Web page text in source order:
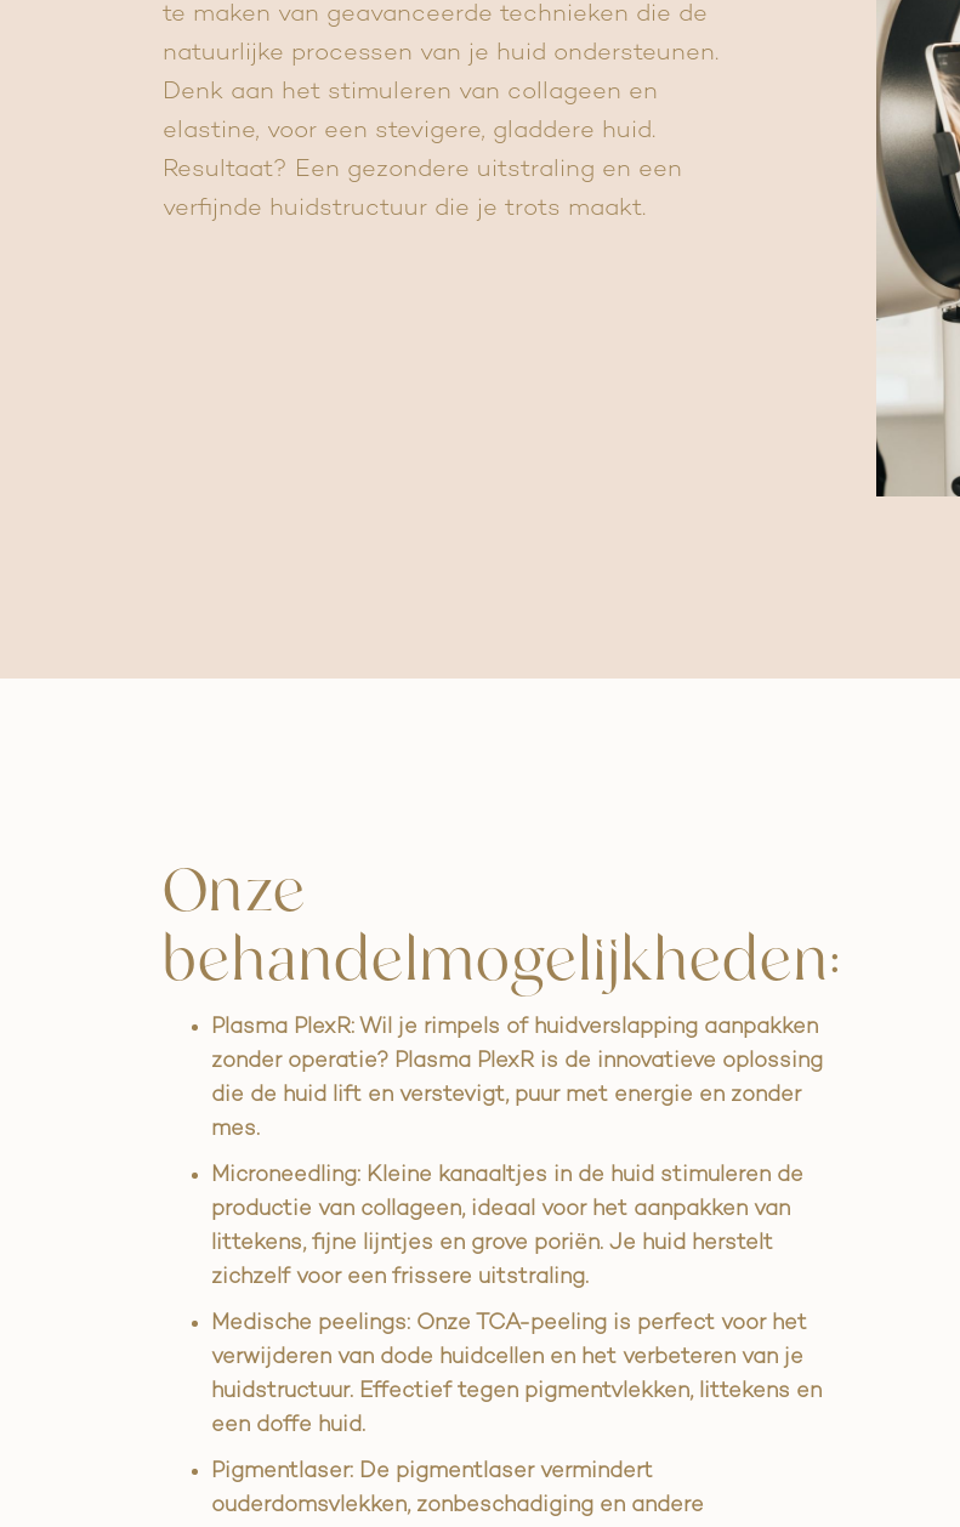
te maken van geavanceerde technieken die de
natuurlijke processen van je huid ondersteunen.
Denk aan het stimuleren van collageen en
elastine, voor een stevigere, gladdere huid.
Resultaat? Een gezondere uitstraling en een
verfijnde huidstructuur die je trots maakt.
Onze
behandelmogelijkheden:
Plasma PlexR: Wil je rimpels of huidverslapping aanpakken
zonder operatie? Plasma PlexR is de innovatieve oplossing
die de huid lift en verstevigt, puur met energie en zonder
mes.
Microneedling: Kleine kanaaltjes in de huid stimuleren de
productie van collageen, ideaal voor het aanpakken van
littekens, fijne lijntjes en grove poriën. Je huid herstelt
zichzelf voor een frissere uitstraling.
Medische peelings: Onze TCA-peeling is perfect voor het
verwijderen van dode huidcellen en het verbeteren van je
huidstructuur. Effectief tegen pigmentvlekken, littekens en
een doffe huid.
Pigmentlaser: De pigmentlaser vermindert
ouderdomsvlekken, zonbeschadiging en andere